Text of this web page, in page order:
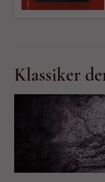
Klassiker